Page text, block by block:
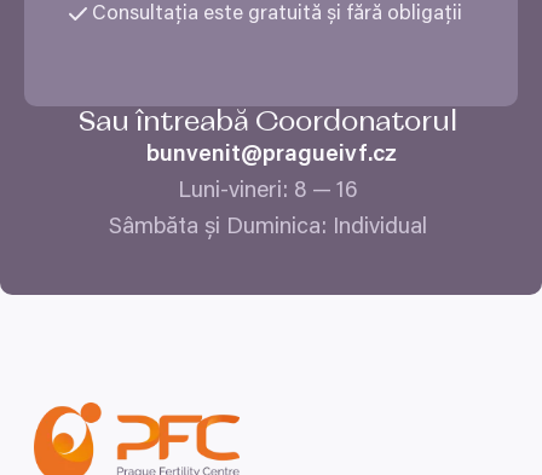
Consultația este gratuită și fără obligații
Sau întreabă Coordonatorul
bunvenit@​pragueivf.​cz
Luni-vineri: 8 — 16
Sâmbăta și Duminica: Individual